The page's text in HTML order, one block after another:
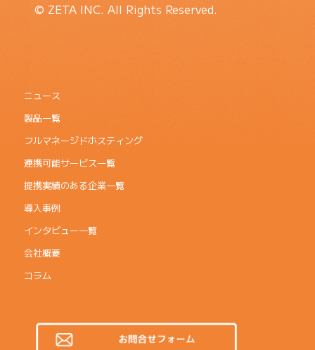
© ZETA INC. All Rights Reserved.
ニュース
製品一覧
フルマネージドホスティング
連携可能サービス一覧
提携実績のある企業一覧
導入事例
インタビュー一覧
会社概要
コラム